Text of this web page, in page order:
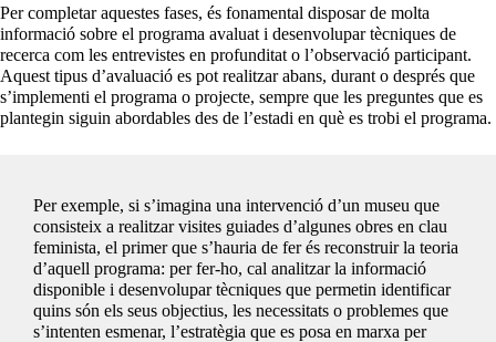
Per completar aquestes fases, és fonamental disposar de molta
informació sobre el programa avaluat i desenvolupar tècniques de
recerca com les entrevistes en profunditat o l’observació participant.
Aquest tipus d’avaluació es pot realitzar abans, durant o després que
s’implementi el programa o projecte, sempre que les preguntes que es
plantegin siguin abordables des de l’estadi en què es trobi el programa.
Per exemple, si s’imagina una intervenció d’un museu que
consisteix a realitzar visites guiades d’algunes obres en clau
feminista, el primer que s’hauria de fer és reconstruir la teoria
d’aquell programa: per fer-ho, cal analitzar la informació
disponible i desenvolupar tècniques que permetin identificar
quins són els seus objectius, les necessitats o problemes que
s’intenten esmenar, l’estratègia que es posa en marxa per